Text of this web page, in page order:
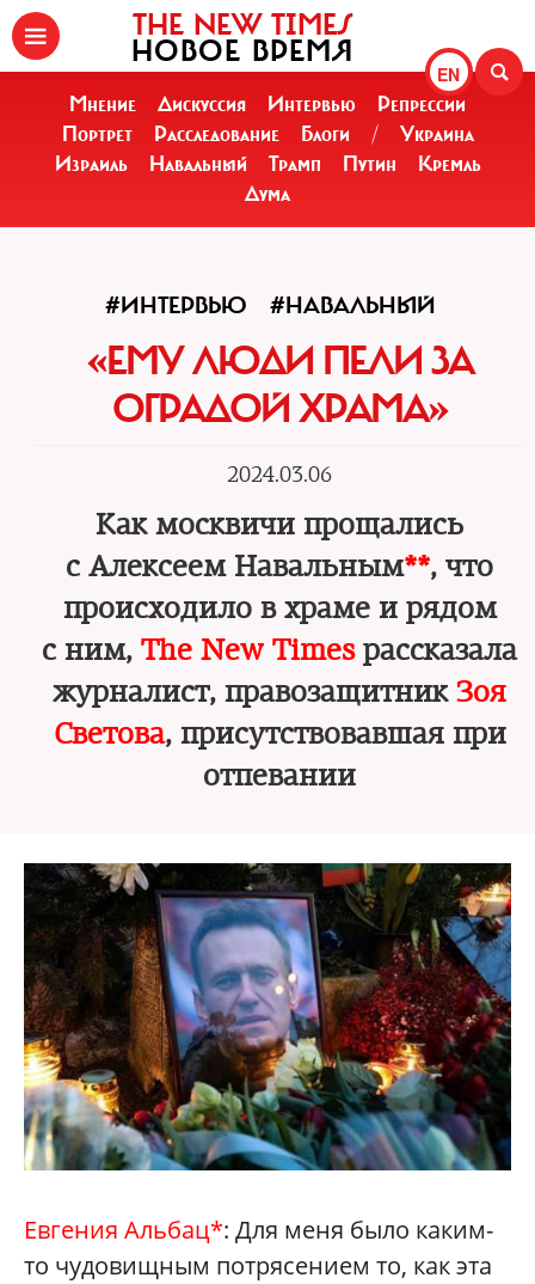
EN
THE NEW TIMES
НОВОЕ ВРЕМЯ
Мнение Дискуссия Интервью
Репрессии
Портрет
Расследование Блоги /
Украина
Израиль
Навальный Трамп Путин
Кремль
Дума
#ИНТЕРВЬЮ #НАВАЛЬНЫЙ
«ЕМУ ЛЮДИ ПЕЛИ ЗА
ОГРАДОЙ ХРАМА»
2024.03.06
Как москвичи прощались
с Алексеем Навальным**, что
происходило в храме и рядом
с ним, The New Timesрассказала
журналист, правозащитник Зоя
Светова, присутствовавшая при
отпевании
Евгения Альбац*: Для меня было каким-
то чудовищным потрясением то, как эта